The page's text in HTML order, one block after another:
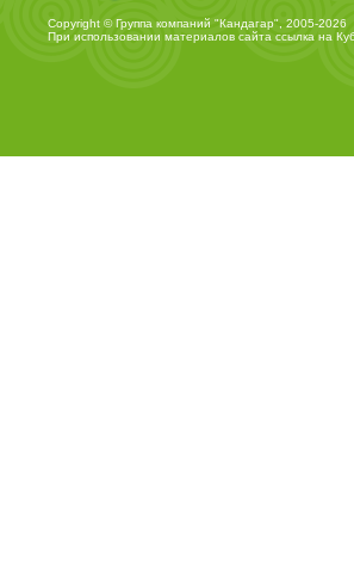
Copyright © Группа компаний "Кандагар", 2005-2026
При использовании материалов сайта ссылка на